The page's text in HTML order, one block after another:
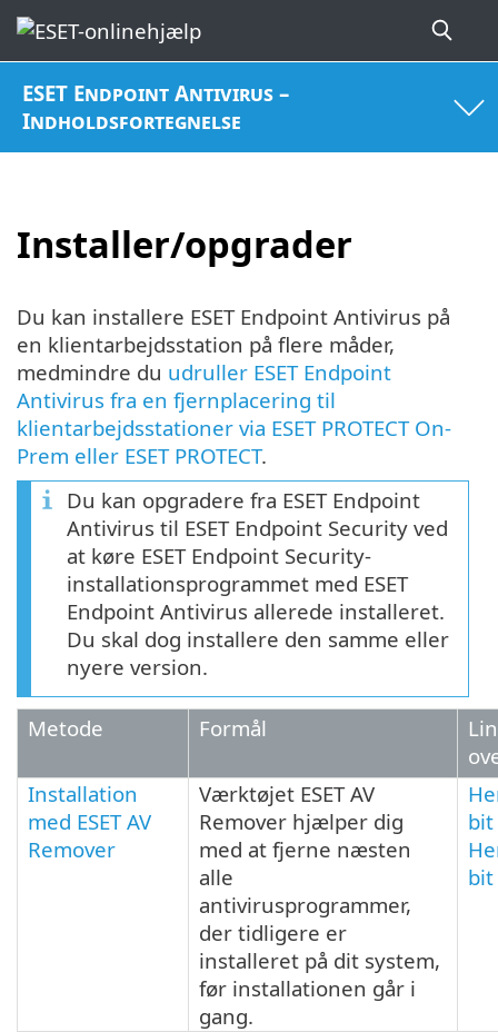
ESET Endpoint Antivirus –
Indholdsfortegnelse
Installer/opgrader
Du kan installere ESET Endpoint Antivirus på
en klientarbejdsstation på flere måder,
medmindre du udruller ESET Endpoint
Antivirus fra en fjernplacering til
klientarbejdsstationer via ESET PROTECT On-
Prem eller ESET PROTECT.
Du kan opgradere fra ESET Endpoint
Antivirus til ESET Endpoint Security ved
at køre ESET Endpoint Security-
installationsprogrammet med ESET
Endpoint Antivirus allerede installeret.
Du skal dog installere den samme eller
nyere version.
Metode Formål
Installation
med ESET AV
Remover
Værktøjet ESET AV
Remover hjælper dig
med at fjerne næsten
alle
antivirusprogrammer,
der tidligere er
installeret på dit system,
før installationen går i
gang.
bit
bit